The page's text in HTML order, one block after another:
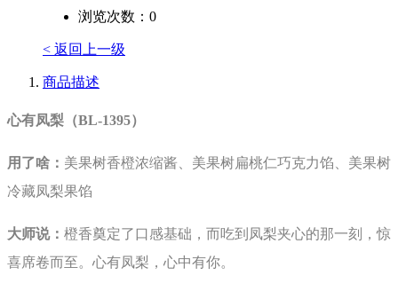
浏览次数： 0
< 返回上一级
商品描述
心有凤梨（BL-1395）
用了啥： 美果树香橙浓缩酱、美果树扁桃仁巧克力馅、美果树
冷藏凤梨果馅
大师说： 橙香奠定了口感基础，而吃到凤梨夹心的那一刻，惊
喜席卷而至。心有凤梨，心中有你。